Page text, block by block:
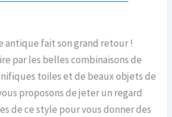
antique fait son grand retour !
par les belles combinaisons de
toiles et de beaux objets de
proposons de jeter un regard
de ce style pour vous donner des